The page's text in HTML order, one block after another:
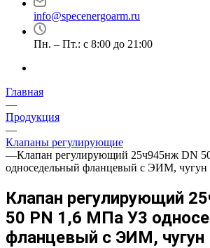
info@specenergoarm.ru
Пн. – Пт.: с 8:00 до 21:00
Главная
—
Продукция
—
Клапаны регулирующие
—Клапан регулирующий 25ч945нж DN
односедельный фланцевый с ЭИМ, чугун
Клапан регулирующий
50 PN 1,6 МПа У3
фланцевый с ЭИМ, чугун